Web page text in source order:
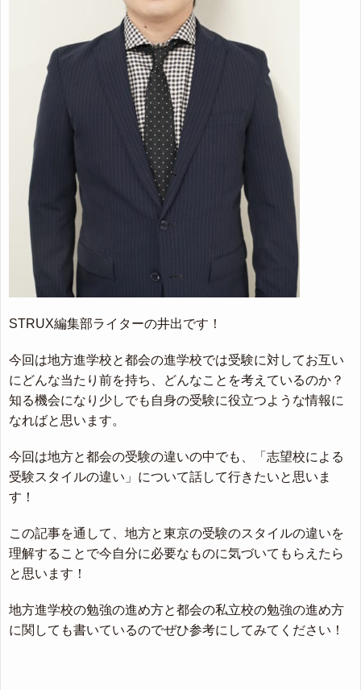
STRUX編集部ライターの井出です！
今回は地方進学校と都会の進学校では受験に対してお互い
にどんな当たり前を持ち、どんなことを考えているのか？
知る機会になり少しでも自身の受験に役立つような情報に
なればと思います。
今回は地方と都会の受験の違いの中でも、「志望校による
受験スタイルの違い」について話して行きたいと思いま
す！
この記事を通して、地方と東京の受験のスタイルの違いを
理解することで今自分に必要なものに気づいてもらえたら
と思います！
地方進学校の勉強の進め方と都会の私立校の勉強の進め方
に関しても書いているのでぜひ参考にしてみてください！